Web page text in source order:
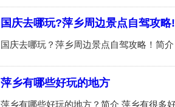
国庆去哪玩?萍乡周边景点自驾攻略!
萍乡有哪些好玩的地方